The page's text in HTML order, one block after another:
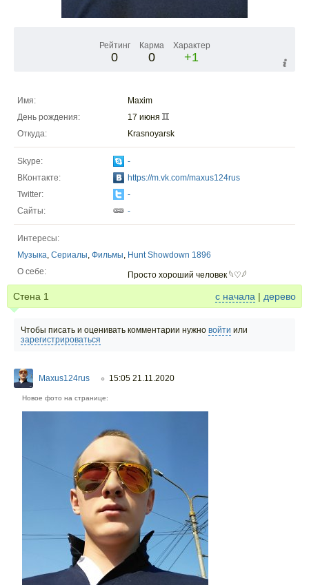
Рейтинг
0
Карма
0
Характер
+1
Имя:
Maxim
День рождения:
17 июня
Откуда:
Krasnoyarsk
Skype:
-
ВКонтакте:
https://m.vk.com/maxus124rus
Twitter:
-
Сайты:
-
Интересы:
Музыка, Сериалы, Фильмы, Hunt Showdown 1896
О себе:
Просто хороший человек 𓆩♡𓆪
Стена 1 с начала | дерево
Чтобы писать и оценивать комментарии нужно войти или
зарегистрироваться
Maxus124rus ○ 15:05 21.11.2020
Новое фото на странице: